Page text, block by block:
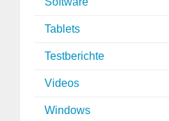
Tablets
Testberichte
Videos
Windows